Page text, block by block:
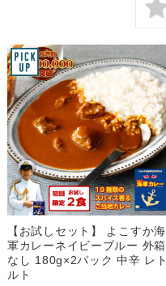
【お試しセット】 よこすか海
軍カレーネイビーブルー 外箱
なし 180g×2パック 中辛 レト
ルト